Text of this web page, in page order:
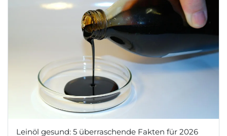
Leinöl gesund: 5 überraschende Fakten für 2026